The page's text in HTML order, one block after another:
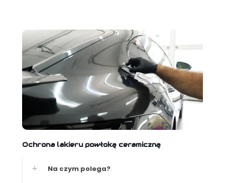
Ochrona lakieru powłoką ceramiczną
Na czym polega?